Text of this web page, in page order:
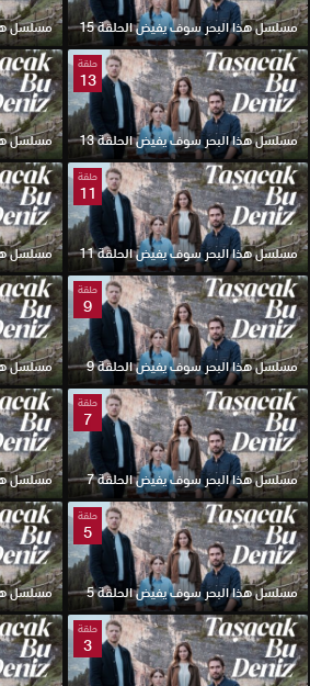
مسلسل هذا البحر سوف يفيض الحلقة 15 مسلسل
حلقة
13
مسلسل هذا البحر سوف يفيض الحلقة 13 مسلسل
حلقة
11
مسلسل هذا البحر سوف يفيض الحلقة 11 مسلسل
حلقة
9
مسلسل هذا البحر سوف يفيض الحلقة 9 مسلسل
حلقة
7
مسلسل هذا البحر سوف يفيض الحلقة 7 مسلسل
حلقة
5
مسلسل هذا البحر سوف يفيض الحلقة 5 مسلسل
حلقة
3